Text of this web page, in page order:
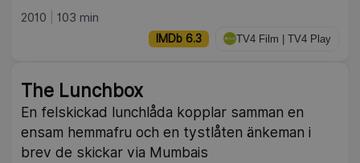
2010 103 min
IMDb 6.3 TV4 Film | TV4 Play
The Lunchbox
En felskickad lunchlåda kopplar samman en
ensam hemmafru och en tystlåten änkeman i
brev de skickar via Mumbais